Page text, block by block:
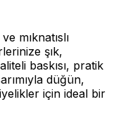
mıknatıslı
şık,
baskısı, pratik
düğün,
için ideal bir